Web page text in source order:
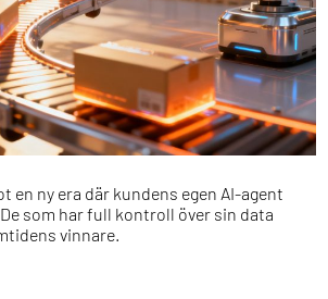
en ny era där kundens egen AI-agent
som har full kontroll över sin data
vinnare.